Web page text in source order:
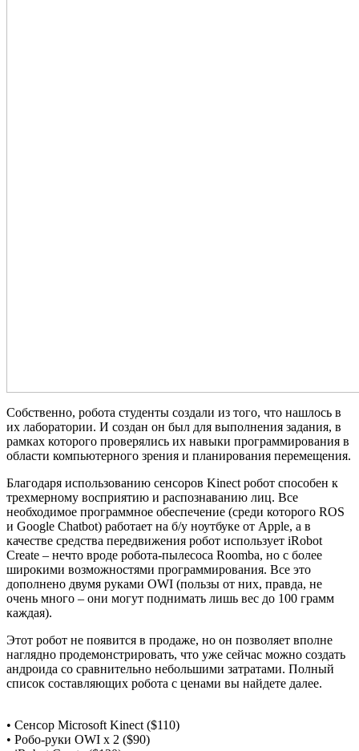
Собственно, робота студенты создали из того, что нашлось в
их лаборатории. И создан он был для выполнения задания, в
рамках которого проверялись их навыки программирования в
области компьютерного зрения и планирования перемещения.
Благодаря использованию сенсоров Kinect робот способен к
трехмерному восприятию и распознаванию лиц. Все
необходимое программное обеспечение (среди которого ROS
и Google Chatbot) работает на б/у ноутбуке от Apple, а в
качестве средства передвижения робот использует iRobot
Create – нечто вроде робота-пылесоса Roomba, но с более
широкими возможностями программирования. Все это
дополнено двумя руками OWI (пользы от них, правда, не
очень много – они могут поднимать лишь вес до 100 грамм
каждая).
Этот робот не появится в продаже, но он позволяет вполне
наглядно продемонстрировать, что уже сейчас можно создать
андроида со сравнительно небольшими затратами. Полный
список составляющих робота с ценами вы найдете далее.
• Сенсор Microsoft Kinect ($110)
• Робо-руки OWI x 2 ($90)